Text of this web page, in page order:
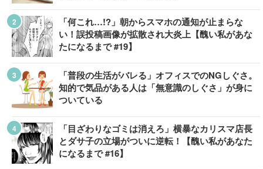
「何これ…!?」朝からスマホの通知が止まらな
い！誤投稿画像が拡散され大炎上【醜い私があな
たになるまで #19】
「普段の生活がバレる」オフィスでのNGしぐさ。
知的で気品がある人は「無意識のしぐさ」が身に
ついている
「目ざわりなゴミは消えろ」横暴なカリスマ店長
とダサ子の立場がついに逆転！【醜い私があなた
になるまで #16】